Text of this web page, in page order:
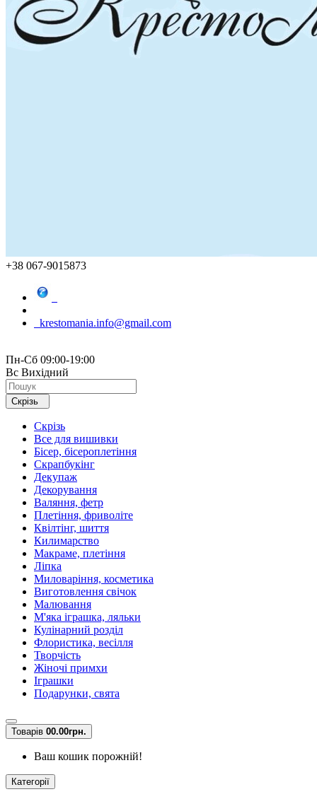
+38 067-9015873
krestomania.info@gmail.com
Пн-Сб 09:00-19:00
Вс Вихідний
Скрізь
Скрізь
Все для вишивки
Бісер, бісероплетіння
Скрапбукінг
Декупаж
Декорування
Валяння, фетр
Плетіння, фриволіте
Квілтінг, шиття
Килимарство
Макраме, плетіння
Ліпка
Миловаріння, косметика
Виготовлення свічок
Малювання
М'яка іграшка, ляльки
Кулінарний розділ
Флористика, весілля
Творчість
Жіночі примхи
Іграшки
Подарунки, свята
Товарів 00.00грн.
Ваш кошик порожній!
Категорії